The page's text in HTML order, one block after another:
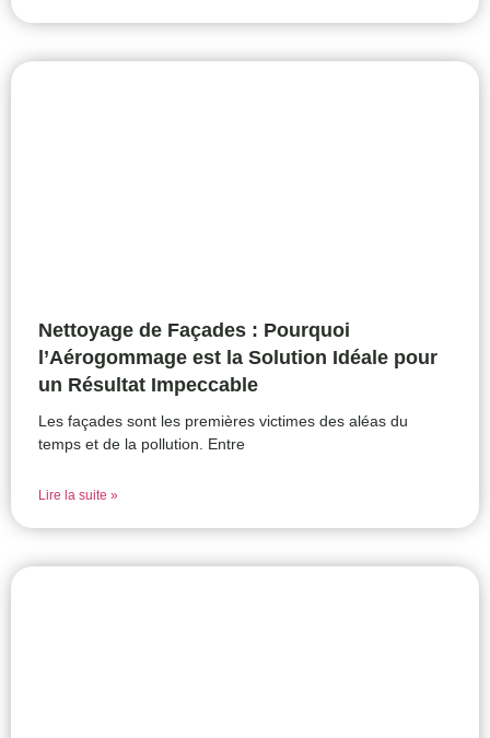
Nettoyage de Façades : Pourquoi
l’Aérogommage est la Solution Idéale pour
un Résultat Impeccable
Les façades sont les premières victimes des aléas du
temps et de la pollution. Entre
Lire la suite »